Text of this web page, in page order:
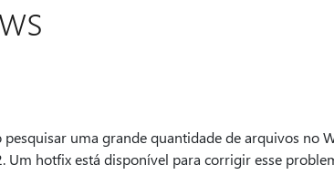
uma grande quantidade de arquivos no
Um hotfix está disponível para corrigir esse